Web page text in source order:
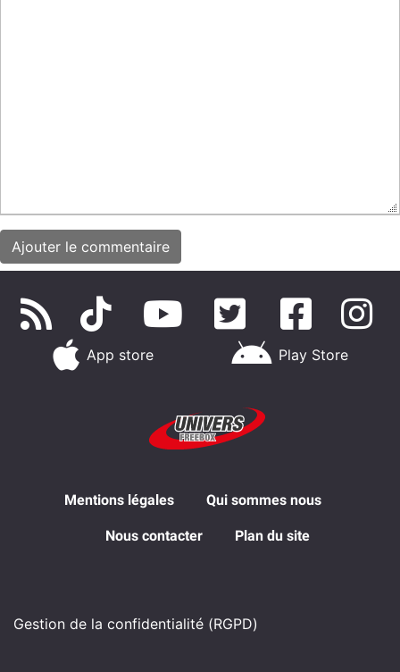
App store Play Store
Mentions légales Qui sommes nous
Nous contacter Plan du site
Gestion de la confidentialité (RGPD)